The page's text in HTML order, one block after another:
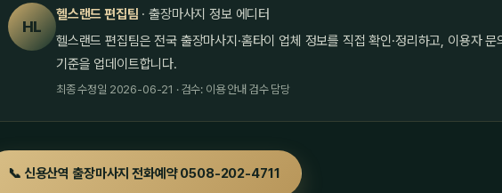
HL
헬스랜드 편집팀 · 출장마사지 정보 에디터
헬스랜드 편집팀은 전국 출장마사지·홈타이 업체 정보를 직접 확인·정리하고, 이용자 문
기준을 업데이트합니다.
최종 수정일 2026-06-21 · 검수: 이용 안내 검수 담당
📞 신용산역 출장마사지 전화예약 0508-202-4711